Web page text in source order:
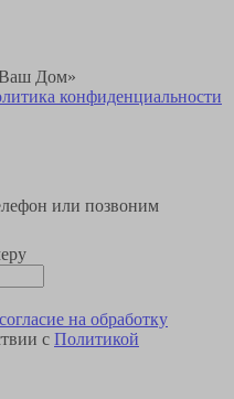
Дом»
конфиденциальности
или позвоним
согласие на обработку
с Политикой